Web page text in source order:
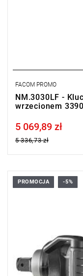
FACOM PROMO
NM.3030LF -
wrzecionem
Price tax included
5 069,89 zł
5 336,73 zł
•Wymiary: L: 346
PROMOCJA -5%